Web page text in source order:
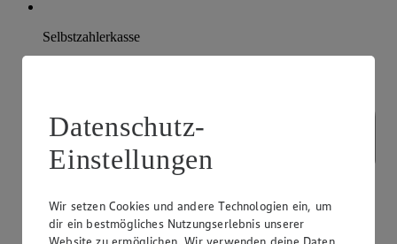
Selbstzahlerkasse
Datenschutz-
Einstellungen
Wir setzen Cookies und andere Technologien ein, um
dir ein bestmögliches Nutzungserlebnis unserer